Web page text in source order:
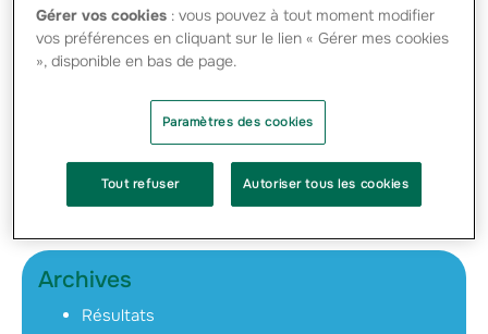
2008-09-23 ACTUALISATION DU
DOCUMENT DE RÉFÉRENCE-ELEMENTS
FINCANCIERS AU 30 JUIN 2008 DE
2008-08-28 COMMUNIQUÉ DE PRESSE –
& INVESTISSEURS – RESULTATS
SEMESTRIELS 2008 - PDF - 637.95 Ko
Archives
Résultats
Gérer vos cookies : vous pouvez à tout moment modifier
vos préférences en cliquant sur le lien « Gérer mes cookies
», disponible en bas de page.
Paramètres des cookies
Tout refuser Autoriser tous les cookies